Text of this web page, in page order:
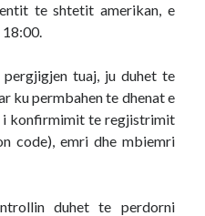
te shtetit amerikan, e
tuaj, ju duhet te
ku permbahen te dhenat e
i konfirmimit te regjistrimit
code), emri dhe mbiemri
duhet te perdorni